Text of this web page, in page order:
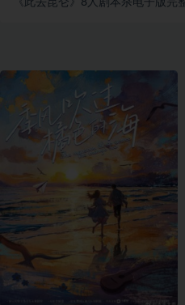
《此去昆仑》8人剧本杀电子版完